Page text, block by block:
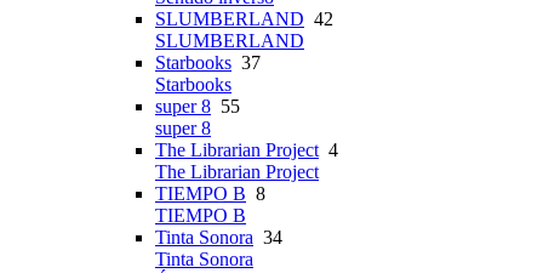
SLUMBERLAND 42
SLUMBERLAND
Starbooks 37
Starbooks
super 8 55
super 8
The Librarian Project 4
The Librarian Project
TIEMPO B 8
TIEMPO B
Tinta Sonora 34
Tinta Sonora